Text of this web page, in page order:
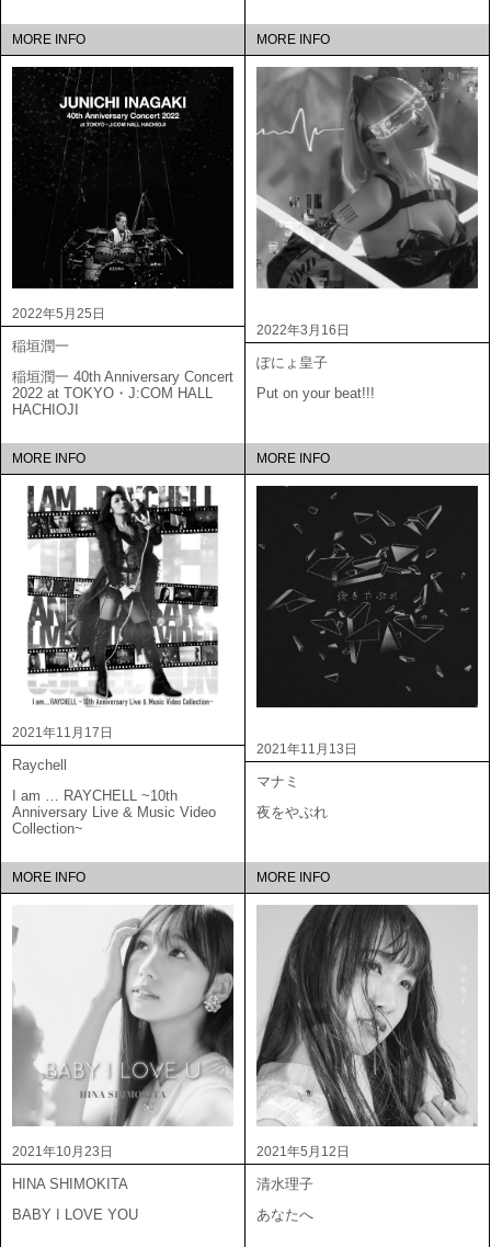
MORE INFO MORE INFO
2022年5月25日
稲垣潤一
稲垣潤一 40th Anniversary Concert
2022 at TOKYO・J:COM HALL
HACHIOJI
MORE INFO
2022年3月16日
ぽにょ皇子
Put on your beat!!!
MORE INFO
2021年11月17日
Raychell
I am … RAYCHELL ~10th
Anniversary Live & Music Video
Collection~
MORE INFO
2021年11月13日
マナミ
夜をやぶれ
MORE INFO
2021年10月23日
HINA SHIMOKITA
BABY I LOVE YOU
2021年5月12日
清水理子
あなたへ